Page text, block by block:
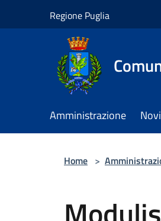
Regione Puglia
Amministrazione
Home >